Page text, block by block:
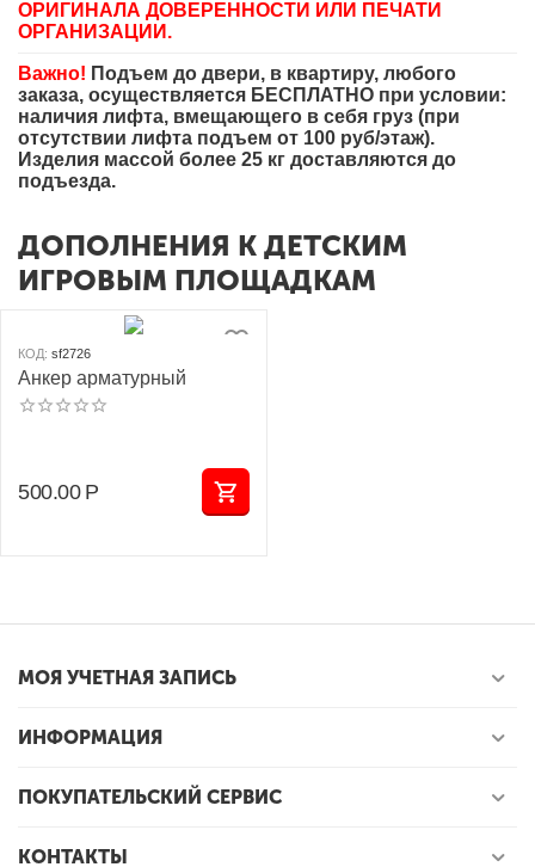
ОРИГИНАЛА ДОВЕРЕННОСТИ ИЛИ ПЕЧАТИ
ОРГАНИЗАЦИИ.
Важно! Подъем до двери, в квартиру, любого
заказа, осуществляется БЕСПЛАТНО при условии:
наличия лифта, вмещающего в себя груз (при
отсутствии лифта подъем от 100 руб/этаж).
Изделия массой более 25 кг доставляются до
подъезда.
ДОПОЛНЕНИЯ К ДЕТСКИМ
ИГРОВЫМ ПЛОЩАДКАМ
КОД: sf2726
Анкер арматурный
500.00 Р
МОЯ УЧЕТНАЯ ЗАПИСЬ
ИНФОРМАЦИЯ
ПОКУПАТЕЛЬСКИЙ СЕРВИС
КОНТАКТЫ